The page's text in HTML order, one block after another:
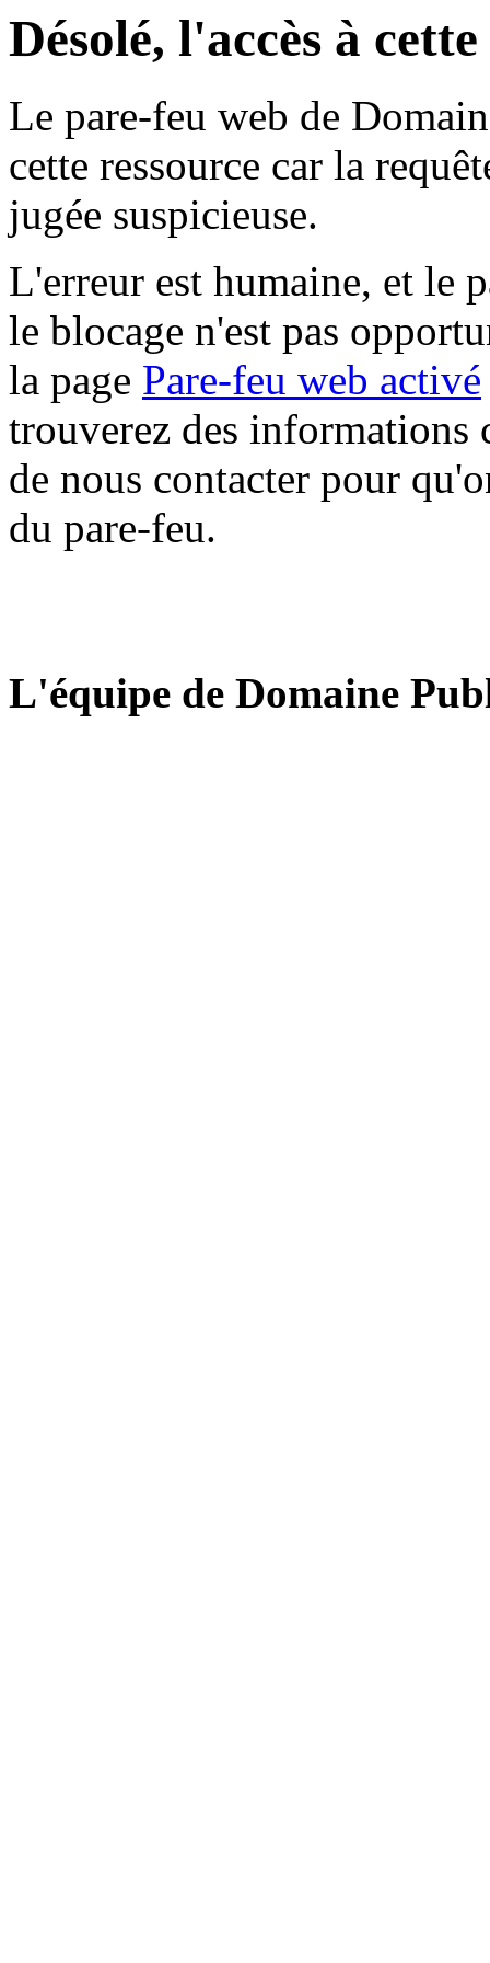
Désolé, l'accès à
Le pare-feu web de
cette ressource car la
jugée suspicieuse.
L'erreur est humaine, et le
le blocage n'est pas
la page Pare-feu web activé
trouverez des informations
de nous contacter pour
du pare-feu.
L'équipe de Domaine